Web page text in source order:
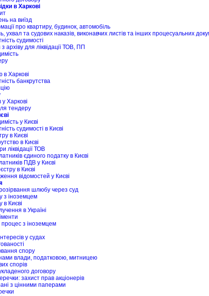
в Харкові
на виїзд
про квартиру, будинок, автомобіль
ухвал та судових наказів, виконавчих листів та інших процесуальних
судимості
архіву для ліквідації ТОВ, ПП
в Харкові
банкрутства
у Харкові
тендеру
у Києві
судимості в Києві
в Києві
в Києві
ліквідації ТОВ
єдиного податку в Києві
ПДВ у Києві
в Києві
відомостей у Києві
шлюбу через суд
з іноземцем
в Києві
в Україні
з іноземцем
у судах
спору
влади, податковою, митницею
спорів
договору
захист прав акціонерів
з цінними паперами